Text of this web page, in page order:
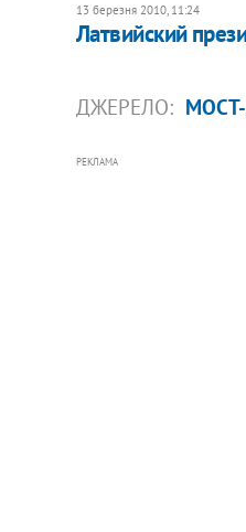
13 березня 2010, 11:24
Латвийский
ДЖЕРЕЛО:
РЕКЛАМА